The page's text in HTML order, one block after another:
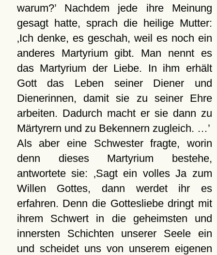
warum?Nachdem jede ihre Meinung
gesagt hatte, sprach die heilige Mutter:
Ich denke, es geschah, weil es noch ein
anderes Martyrium gibt. Man nennt es
das Martyrium der Liebe. In ihm erhält
Gott das Leben seiner Diener und
Dienerinnen, damit sie zu seiner Ehre
arbeiten. Dadurch macht er sie dann zu
Märtyrern und zu Bekennern zugleich. …
Als aber eine Schwester fragte, worin
denn dieses Martyrium bestehe,
antwortete sie:
Sagt ein volles Ja zum
Willen Gottes, dann werdet ihr es
erfahren. Denn die Gottesliebe dringt mit
ihrem Schwert in die geheimsten und
innersten Schichten unserer Seele ein
und scheidet uns von unserem eigenen